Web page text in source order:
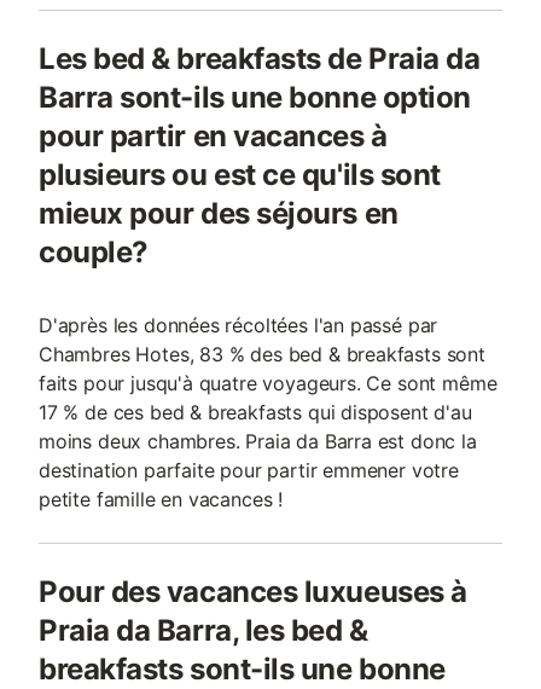
Les bed & breakfasts de Praia da
Barra sont-ils une bonne option
pour partir en vacances à
plusieurs ou est ce qu'ils sont
mieux pour des séjours en
couple?
D'après les données récoltées l'an passé par
Chambres Hotes, 83 % des bed & breakfasts sont
faits pour jusqu'à quatre voyageurs. Ce sont même
17 % de ces bed & breakfasts qui disposent d'au
moins deux chambres. Praia da Barra est donc la
destination parfaite pour partir emmener votre
petite famille en vacances !
Pour des vacances luxueuses à
Praia da Barra, les bed &
breakfasts sont-ils une bonne